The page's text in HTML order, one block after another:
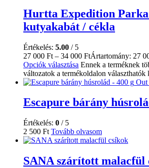
Hurtta Expedition
kutyakabát / cékla
Értékelés: 5.00 / 5
27 000 Ft – 34 000 FtÁrtartomány: 27
Opciók választása Ennek a terméknek
változatok a termékoldalon választhatók
Out
Escapure bárány
Értékelés: 0 / 5
2 500 Ft Tovább olvasom
SANA szárított malacfül